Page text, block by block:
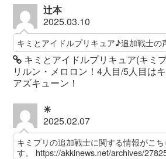
辻本
2025.03.10
キミとアイドルプリキュア♪追加戦士の
キミとアイドルプリキュア(キミ
リルン・メロロン！4人目/5人目は
アズキューン！
✳︎
2025.02.07
キミプリの追加戦士に関する情報がこ
す。 https://akkinews.net/archives/